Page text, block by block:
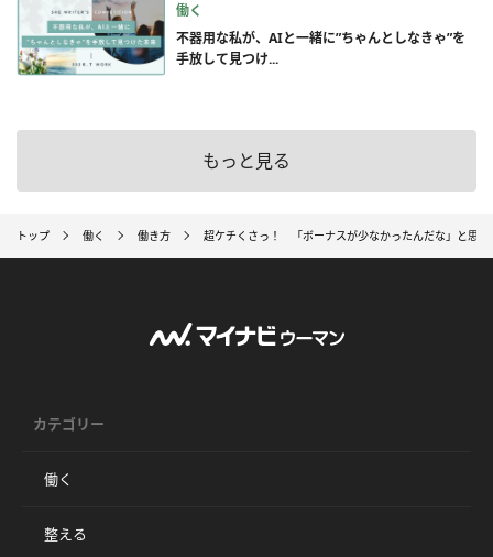
働く
不器用な私が、AIと一緒に”ちゃんとしなきゃ”を
手放して見つけ...
もっと見る
トップ 働く 働き方 超ケチくさっ！ 「ボーナスが少なかったんだな」と思う
カテゴリー
働く
整える